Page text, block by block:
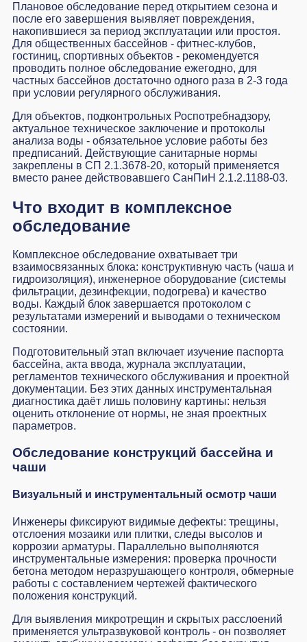
Плановое обследование перед открытием сезона и
после его завершения выявляет повреждения,
накопившиеся за период эксплуатации или простоя.
Для общественных бассейнов - фитнес-клубов,
гостиниц, спортивных объектов - рекомендуется
проводить полное обследование ежегодно, для
частных бассейнов достаточно одного раза в 2-3 года
при условии регулярного обслуживания.
Для объектов, подконтрольных Роспотребнадзору,
актуальное техническое заключение и протоколы
анализа воды - обязательное условие работы без
предписаний. Действующие санитарные нормы
закреплены в СП 2.1.3678-20, который применяется
вместо ранее действовавшего СанПиН 2.1.2.1188-03.
Что входит в комплексное
обследование
Комплексное обследование охватывает три
взаимосвязанных блока: конструктивную часть (чаша и
гидроизоляция), инженерное оборудование (системы
фильтрации, дезинфекции, подогрева) и качество
воды. Каждый блок завершается протоколом с
результатами измерений и выводами о техническом
состоянии.
Подготовительный этап включает изучение паспорта
бассейна, акта ввода, журнала эксплуатации,
регламентов технического обслуживания и проектной
документации. Без этих данных инструментальная
диагностика даёт лишь половину картины: нельзя
оценить отклонение от нормы, не зная проектных
параметров.
Обследование конструкций бассейна и
чаши
Визуальный и инструментальный осмотр чаши
Инженеры фиксируют видимые дефекты: трещины,
отслоения мозаики или плитки, следы высолов и
коррозии арматуры. Параллельно выполняются
инструментальные измерения: проверка прочности
бетона методом неразрушающего контроля, обмерные
работы с составлением чертежей фактического
положения конструкций.
Для выявления микротрещин и скрытых расслоений
применяется ультразвуковой контроль - он позволяет